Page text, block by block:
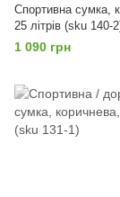
Спортивна сумка,
25 літрів (sku 140-
1 090 грн